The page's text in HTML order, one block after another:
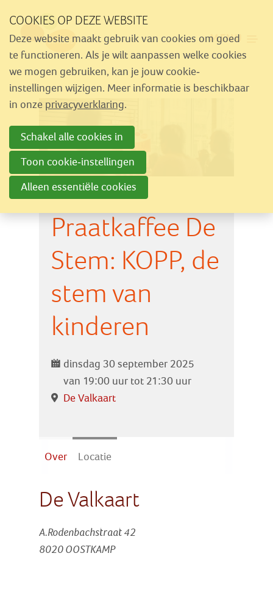
links
over
Spring
naar
navigatie
naar
hoofdinhoud
MENU
Praatkaffee De
Stem: KOPP, de
stem van
kinderen
dinsdag 30 september 2025
van 19:00 uur tot 21:30 uur
De Valkaart
Over Locatie
De Valkaart
A.Rodenbachstraat 42
8020 OOSTKAMP
Aanbod
Nieuws
Activiteiten
Over Similes
Contact
Lid worden
Vrijwilliger worden
COOKIES OP DEZE WEBSITE
Deze website maakt gebruik van cookies om goed
te functioneren. Als je wilt aanpassen welke cookies
we mogen gebruiken, kan je jouw cookie-
instellingen wijzigen. Meer informatie is beschikbaar
in onze privacyverklaring.
Schakel alle cookies in
Toon cookie-instellingen
Alleen essentiële cookies